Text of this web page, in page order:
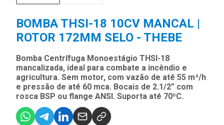
BOMBA THSI-18 10CV MANCAL |
ROTOR 172MM SELO - THEBE
Bomba Centrífuga Monoestágio THSI-18
mancalizada, ideal para combate a incêndio e
agricultura. Sem motor, com vazão de até 55 m³/h
e pressão de até 60 mca. Bocais de 2.1/2” com
rosca BSP ou flange ANSI. Suporta até 70ºC.